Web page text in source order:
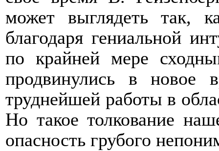
может выглядеть так,
благодаря гениальной
по крайней мере
продвинулись в новое
труднейшей работы в
Но такое толкование
опасность грубого